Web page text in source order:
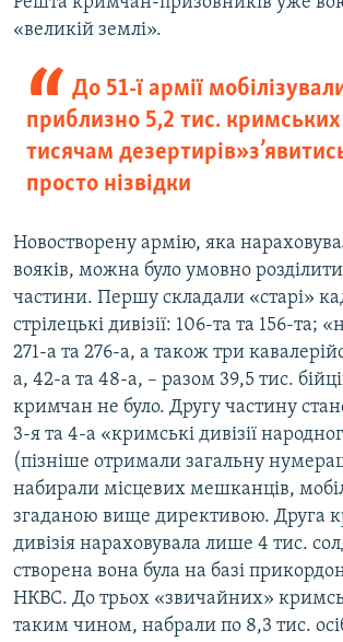
«великій землі».
До 51-ї армії
приблизно 5,2 тис. кримських
тисячам дезертирів»
просто нізвідки
Новостворену армію, яка
вояків, можна було умовно
частини. Першу складали «старі»
стрілецькі дивізії: 106-та та 156-та;
271-а та 276-а, а також три
а, 42-а та 48-а, – разом 39,5 тис.
кримчан не було. Другу частину
3-я та 4-а «кримські дивізії
(пізніше отримали загальну
набирали місцевих мешканців,
згаданою вище директивою. Друга
дивізія нараховувала лише 4 тис.
створена вона була на базі
НКВС. До трьох «звичайних»
таким чином, набрали по 8,3 тис.